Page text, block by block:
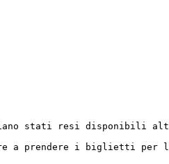
stati resi disponibili
a prendere i biglietti per